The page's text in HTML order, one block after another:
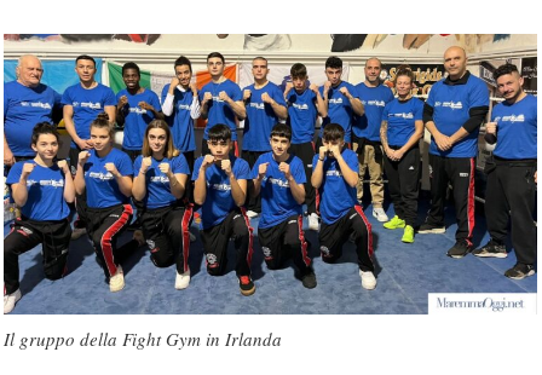
Il gruppo della Fight Gym in Irlanda